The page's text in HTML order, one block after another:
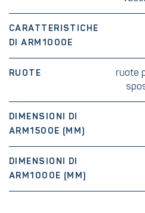
CARATTERISTICHE
DI ARM1000E
RUOTE
ruote
DIMENSIONI DI
ARM1500E (MM)
DIMENSIONI DI
ARM1000E (MM)